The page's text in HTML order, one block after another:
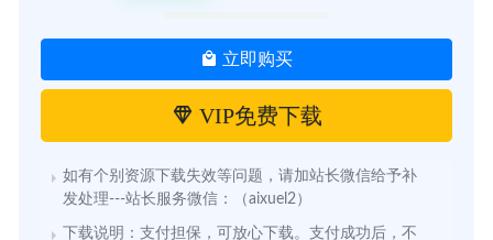
立即购买
VIP免费下载
如有个别资源下载失效等问题，请加站长微信给予补
发处理---站长服务微信：（aixuel2）
下载说明：支付担保，可放心下载。支付成功后，不